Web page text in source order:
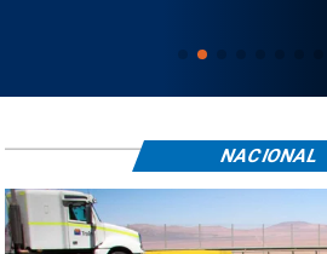
NACIONAL